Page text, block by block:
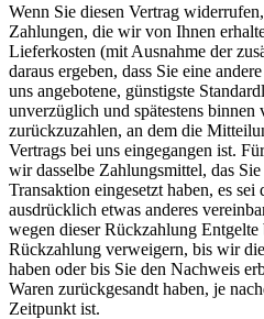
Wenn Sie diesen Vertrag
Zahlungen, die wir von Ihnen
Lieferkosten (mit Ausnahme der
daraus ergeben, dass Sie eine
uns angebotene, günstigste
unverzüglich und spätestens binnen
zurückzuzahlen, an dem die
Vertrags bei uns eingegangen ist.
wir dasselbe Zahlungsmittel, das
Transaktion eingesetzt haben, es
ausdrücklich etwas anderes
wegen dieser Rückzahlung
Rückzahlung verweigern, bis wir
haben oder bis Sie den Nachweis
Waren zurückgesandt haben, je
Zeitpunkt ist.